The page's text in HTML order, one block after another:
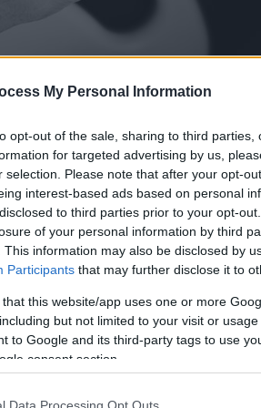
My Personal Information
opt-out of the sale, sharing to third
for targeted advertising by us,
selection. Please note that after your opt-
interest-based ads based on personal
to third parties prior to your opt-
of your personal information by third
This information may also be disclosed by
Participants that may further disclose it to
that this website/app uses one or more
but not limited to your visit or
to Google and its third-party tags to use
consent section.
το ΕΘΝΟΣ στη Google
παρόμοια με αυτά στο
υψηλότερα ποσοστά
νέα έκθεση
Clinicians», επιστημονική
(American Cancer